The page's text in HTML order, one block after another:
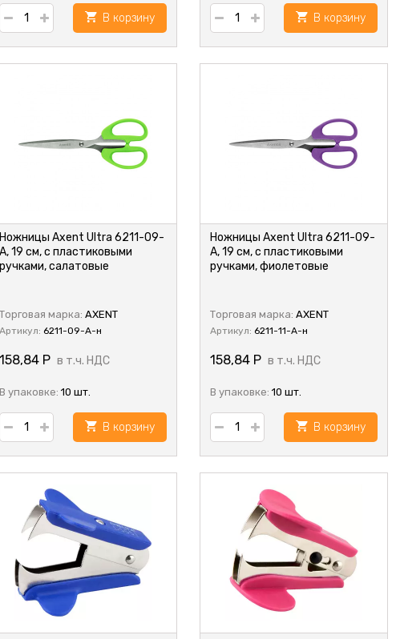
В корзину В корзину
Ножницы Axent Ultra 6211-09-
A, 19 см, с пластиковыми
ручками, салатовые
Торговая марка: AXENT
Артикул: 6211-09-A-н
158,84 Р в т.ч. НДС
В упаковке: 10 шт.
В корзину
Ножницы Axent Ultra 6211-09-
A, 19 см, с пластиковыми
ручками, фиолетовые
Торговая марка: AXENT
Артикул: 6211-11-A-н
158,84 Р в т.ч. НДС
В упаковке: 10 шт.
В корзину